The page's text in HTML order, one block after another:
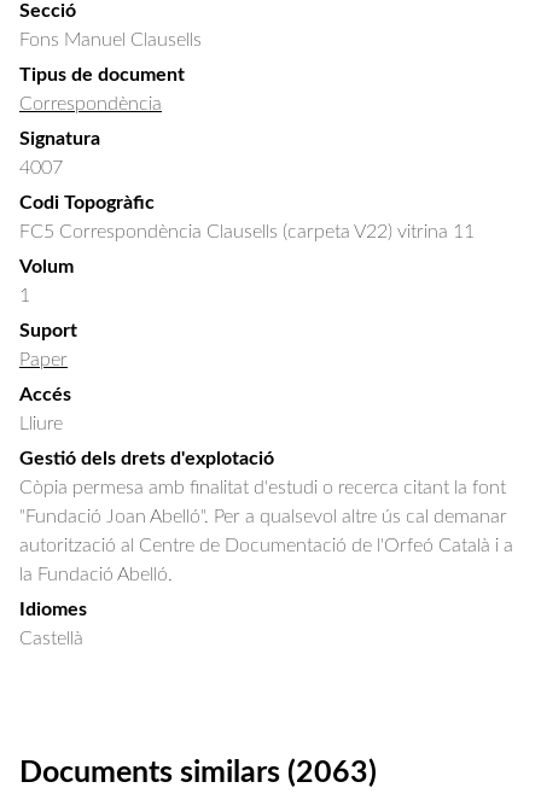
Secció
Fons Manuel Clausells
Tipus de document
Correspondència
Signatura
4007
Codi Topogràfic
FC5 Correspondència Clausells (carpeta V22) vitrina 11
Volum
1
Suport
Paper
Accés
Lliure
Gestió dels drets d'explotació
Còpia permesa amb finalitat d'estudi o recerca citant la font
"Fundació Joan Abelló". Per a qualsevol altre ús cal demanar
autorització al Centre de Documentació de l'Orfeó Català i a
la Fundació Abelló.
Idiomes
Castellà
Documents similars (2063)